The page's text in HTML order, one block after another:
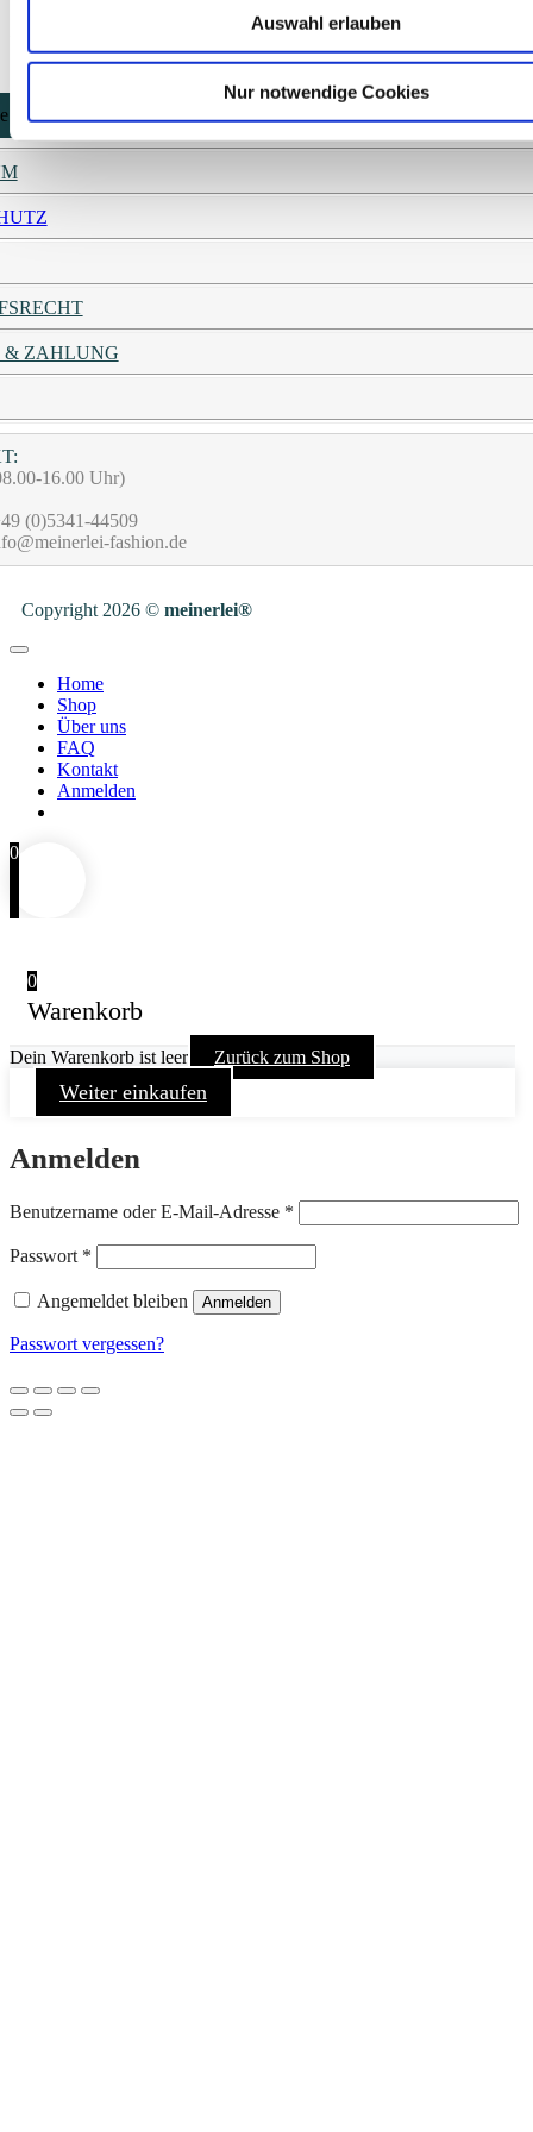
Auswahl erlauben
Nur notwendige Cookies
& ZAHLUNG
16.00 Uhr)
(0)5341-44509
fashion.de
Copyright 2026 © meinerlei®
Home
Shop
Über uns
FAQ
Kontakt
Anmelden
0
0
Warenkorb
Dein Warenkorb ist leer Zurück zum Shop
Weiter einkaufen
Anmelden
Benutzername oder E-Mail-Adresse *
Passwort *
Angemeldet bleiben Anmelden
Passwort vergessen?